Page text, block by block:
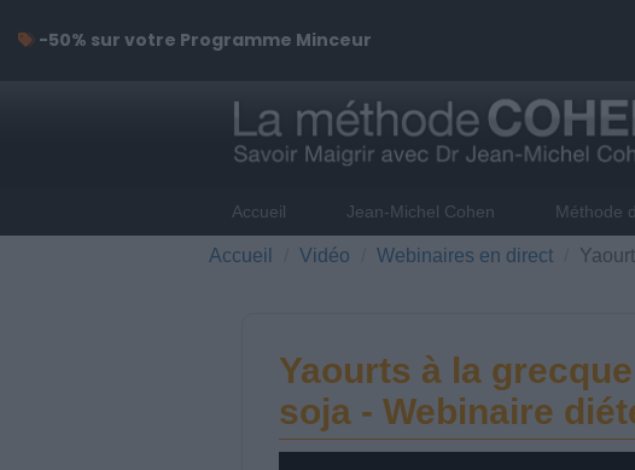
Accueil Jean-Michel Cohen Méthode
Accueil Vidéo Webinaires en direct
Yaourts à la
soja - Webinaire
-50% sur votre Programme Minceur